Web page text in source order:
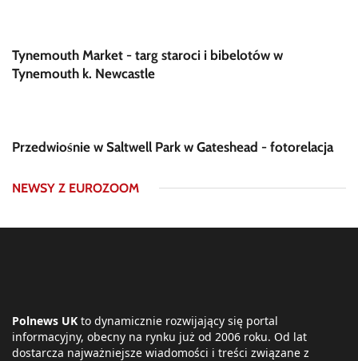
Tynemouth Market - targ staroci i bibelotów w
Tynemouth k. Newcastle
Przedwiośnie w Saltwell Park w Gateshead - fotorelacja
NEWSY Z EUROZOOM
Polnews UK to dynamicznie rozwijający się portal
informacyjny, obecny na rynku już od 2006 roku. Od lat
dostarcza najważniejsze wiadomości i treści związane z